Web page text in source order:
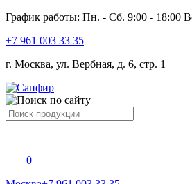
График работы: Пн. - Сб. 9:00 - 18:00
+7 961 003 33 35
г. Москва, ул. Вербная, д. 6, стр. 1
0